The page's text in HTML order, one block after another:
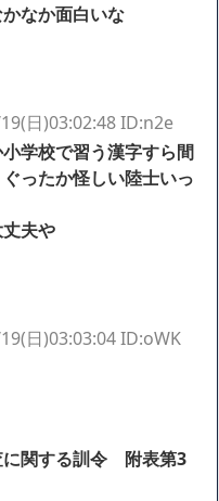
なか面白いな
日)03:02:48 ID:n2e
学校で習う漢字すら間
ったか怪しい陸士いっ
夫や
日)03:03:04 ID:oWK
に関する訓令 附表第3